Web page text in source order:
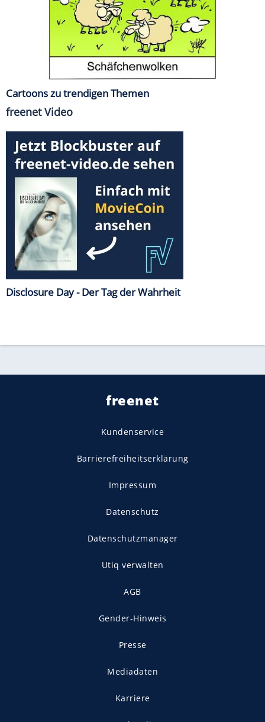
Cartoons zu trendigen Themen
freenet Video
Disclosure Day - Der Tag der Wahrheit
freenet
Kundenservice
Barrierefreiheitserklärung
Impressum
Datenschutz
Datenschutzmanager
Utiq verwalten
AGB
Gender-Hinweis
Presse
Mediadaten
Karriere